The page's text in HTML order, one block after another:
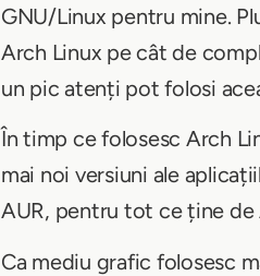
GNU/Linux pentru mine.
Arch Linux pe cât de
un pic atenți pot folosi
În timp ce folosesc Arch
mai noi versiuni ale
AUR, pentru tot ce ține de
Ca mediu grafic folosesc